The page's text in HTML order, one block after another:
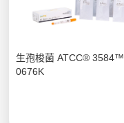
生孢梭菌 ATCC® 3584™
0676K